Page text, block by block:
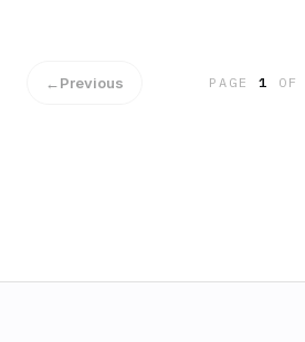
←Previous PAGE1 OF